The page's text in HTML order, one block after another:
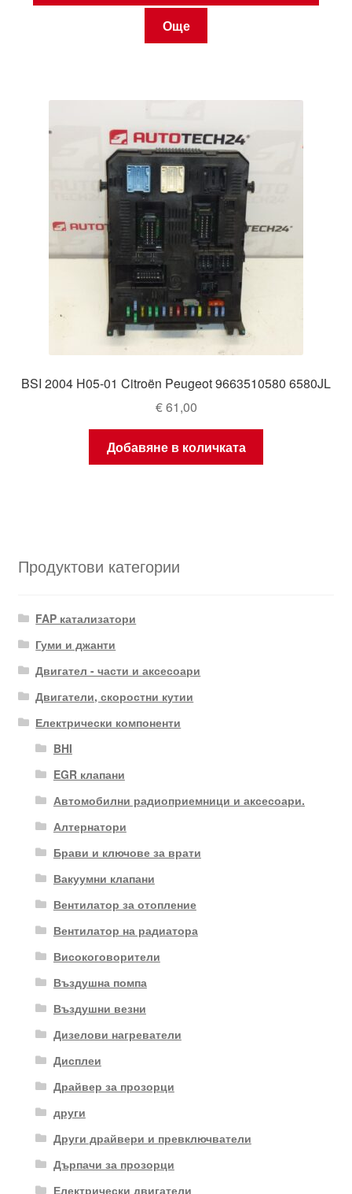
Още
BSI 2004 H05-01 Citroën Peugeot 9663510580 6580JL
€61,00
Добавяне в количката
Продуктови категории
FAP катализатори
Гуми и джанти
Двигател - части и аксесоари
Двигатели, скоростни кутии
Електрически компоненти
BHI
EGR клапани
Автомобилни радиоприемници и аксесоари.
Алтернатори
Брави и ключове за врати
Вакуумни клапани
Вентилатор за отопление
Вентилатор на радиатора
Високоговорители
Въздушна помпа
Въздушни везни
Дизелови нагреватели
Дисплеи
Драйвер за прозорци
други
Други драйвери и превключватели
Дърпачи за прозорци
Електрически двигатели